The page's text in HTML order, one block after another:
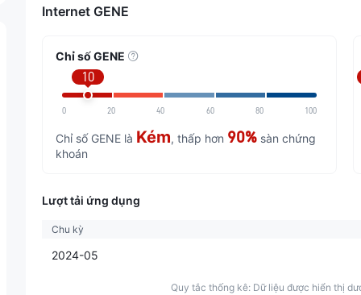
Internet GENE
Chỉ số GENE
10
0 20 40 60 80 100
Chỉ số GENE là Kém, thấp hơn 90% sàn chứng
khoán
Lượt tải ứng dụng
Chu kỳ
2024-05
Quy tắc thống kê: Dữ liệu được hiển thị